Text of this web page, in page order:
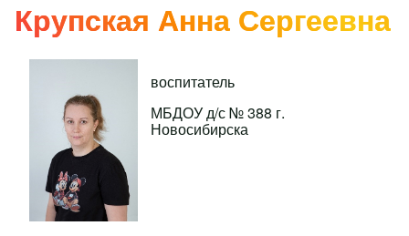
Крупская Анна Сергеевна
воспитатель
МБДОУ д/с № 388 г.
Новосибирска